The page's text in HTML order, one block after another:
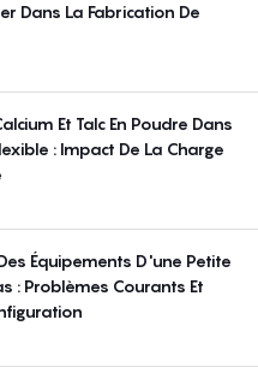
Dans La Fabrication De
Et Talc En Poudre Dans
: Impact De La Charge
Équipements D'une Petite
: Problèmes Courants Et